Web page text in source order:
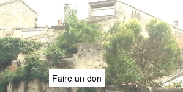
Faire un don